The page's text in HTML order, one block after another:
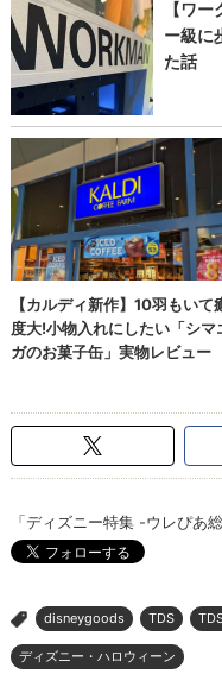
「ディズニー特集 -ウレぴあ
> disneygoods TDS
ディズニー・ハロウィーン